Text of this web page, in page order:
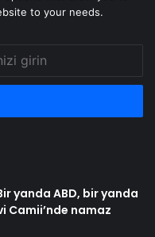
to your needs.
yanda ABD, bir yanda
Camii’nde namaz